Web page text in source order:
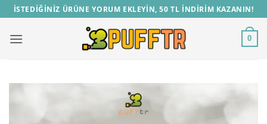
İçeriğe
atla
İSTEDİĞİNİZ ÜRÜNE YORUM EKLEYİN, 50 TL İNDİRİM KAZANIN!
0